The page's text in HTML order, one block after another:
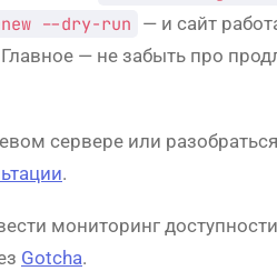
--dry-run — и сайт
— не забыть про
сервере или
.
мониторинг
Gotcha.